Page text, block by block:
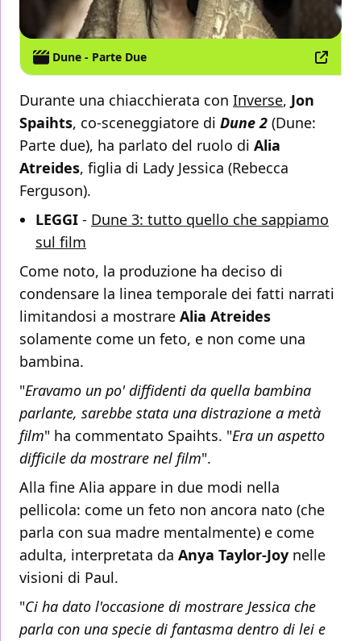
Dune - Parte Due
Durante una chiacchierata con Inverse, Jon
Spaihts, co-sceneggiatore di Dune 2 (Dune:
Parte due), ha parlato del ruolo di Alia
Atreides, figlia di Lady Jessica (Rebecca
Ferguson).
LEGGI - Dune 3: tutto quello che sappiamo
sul film
Come noto, la produzione ha deciso di
condensare la linea temporale dei fatti narrati
limitandosi a mostrare Alia Atreides
solamente come un feto, e non come una
bambina.
"Eravamo un po' diffidenti da quella bambina
parlante, sarebbe stata una distrazione a metà
film" ha commentato Spaihts. "Era un aspetto
difficile da mostrare nel film".
Alla fine Alia appare in due modi nella
pellicola: come un feto non ancora nato (che
parla con sua madre mentalmente) e come
adulta, interpretata da Anya Taylor-Joy nelle
visioni di Paul.
"Ci ha dato l'occasione di mostrare Jessica che
parla con una specie di fantasma dentro di lei e